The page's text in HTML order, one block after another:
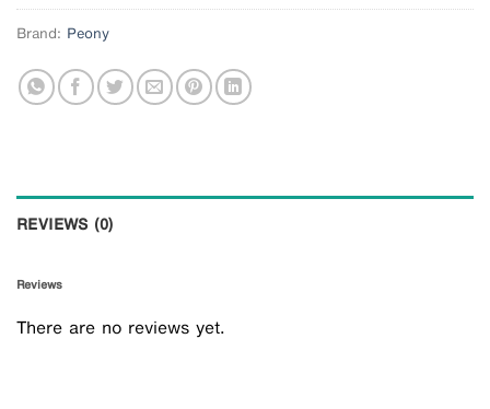
Brand: Peony
REVIEWS (0)
Reviews
There are no reviews yet.